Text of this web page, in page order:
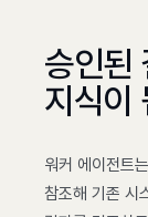
승인된
지식이
워커 에이전트
참조해 기존